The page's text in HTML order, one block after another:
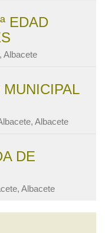
EDAD
Albacete
Albacete
DE
Albacete